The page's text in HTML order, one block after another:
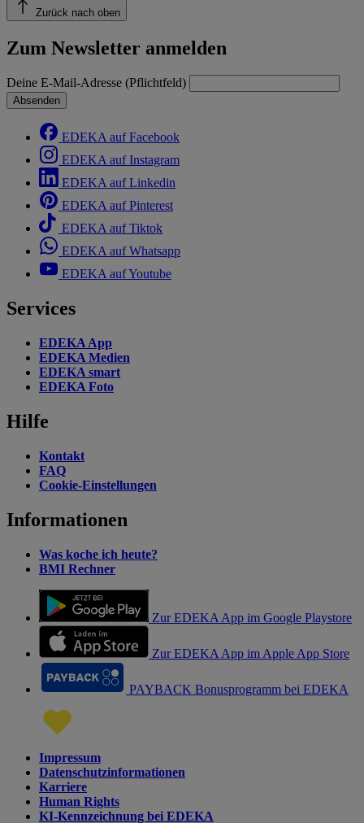
Zurück nach oben
Zum Newsletter anmelden
Deine E-Mail-Adresse (Pflichtfeld)
Absenden
EDEKA auf Facebook
EDEKA auf Instagram
EDEKA auf Linkedin
EDEKA auf Pinterest
EDEKA auf Tiktok
EDEKA auf Whatsapp
EDEKA auf Youtube
Services
EDEKA App
EDEKA Medien
EDEKA smart
EDEKA Foto
Hilfe
Kontakt
FAQ
Cookie-Einstellungen
Informationen
Was koche ich heute?
BMI Rechner
Zur EDEKA App im Google Playstore
Zur EDEKA App im Apple App Store
PAYBACK Bonusprogramm bei EDEKA
Impressum
Datenschutzinformationen
Karriere
Human Rights
KI-Kennzeichnung bei EDEKA